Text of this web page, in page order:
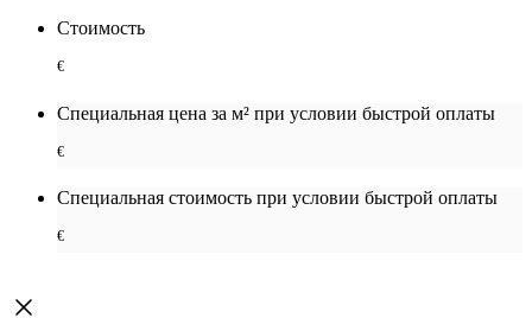
Стоимость
€
Специальная цена за м² при условии быстрой оплаты
€
Специальная cтоимость при условии быстрой оплаты
€